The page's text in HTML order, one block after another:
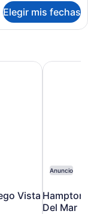
Elegir mis fechas
Vista
Vista
Anuncio
Hampton
Del Mar
Hampton